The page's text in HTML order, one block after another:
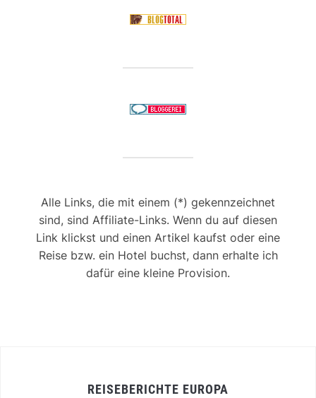
Alle Links, die mit einem (*) gekennzeichnet
sind, sind Affiliate-Links. Wenn du auf diesen
Link klickst und einen Artikel kaufst oder eine
Reise bzw. ein Hotel buchst, dann erhalte ich
dafür eine kleine Provision.
REISEBERICHTE EUROPA